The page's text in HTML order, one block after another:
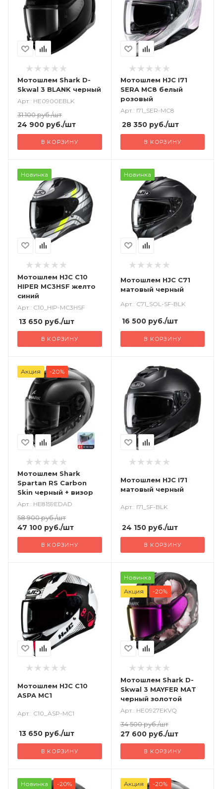
Мотошлем Shark D-
Skwal 3 BLANK черный
Арт.: HE0900EBLK
31 100руб./шт
24 900 руб./шт
В КОРЗИНУ
Мотошлем HJC I71
SERA MC8 белый
розовый
Арт.: I71_SER-MC8
28 350руб./шт
В КОРЗИНУ
Новинка
Мотошлем HJC C10
HIPER MC3HSF желто
синий
Арт.: C10_HIP-MC3HSF
13 650 руб./шт
В КОРЗИНУ
Новинка
Мотошлем HJC C71
матовый черный
Арт.: C71_SOL-SF-BLK
16 500руб./шт
В КОРЗИНУ
Акция -20%
Мотошлем Shark
Spartan RS Carbon
Skin черный + визор
Арт.: HE8159EDAD
58 900руб./шт
47 100 руб./шт
В КОРЗИНУ
Мотошлем HJC I71
матовый черный
Арт.: I71_SF-BLK
24 150руб./шт
В КОРЗИНУ
Мотошлем HJC C10
ASPA MC1
Арт.: C10_ASP-MC1
13 650 руб./шт
В КОРЗИНУ
Новинка
Акция
-20%
Мотошлем Shark D-
Skwal 3 MAYFER MAT
черный золотой
Арт.: HE0927EKVQ
34 500руб./шт
27 600руб./шт
В КОРЗИНУ
Новинка -20% Акция -20%